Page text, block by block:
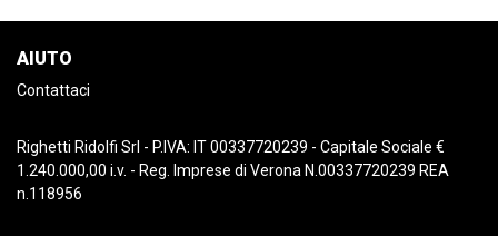
AIUTO
Contattaci
Righetti Ridolfi Srl - P.IVA: IT 00337720239 - Capitale Sociale €
1.240.000,00 i.v. - Reg. Imprese di Verona N.00337720239 REA
n.118956